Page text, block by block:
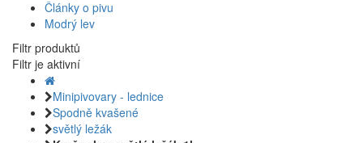
Články o pivu
Modrý lev
Filtr produktů
Filtr je aktivní
Minipivovary - lednice
Spodně kvašené
světlý ležák